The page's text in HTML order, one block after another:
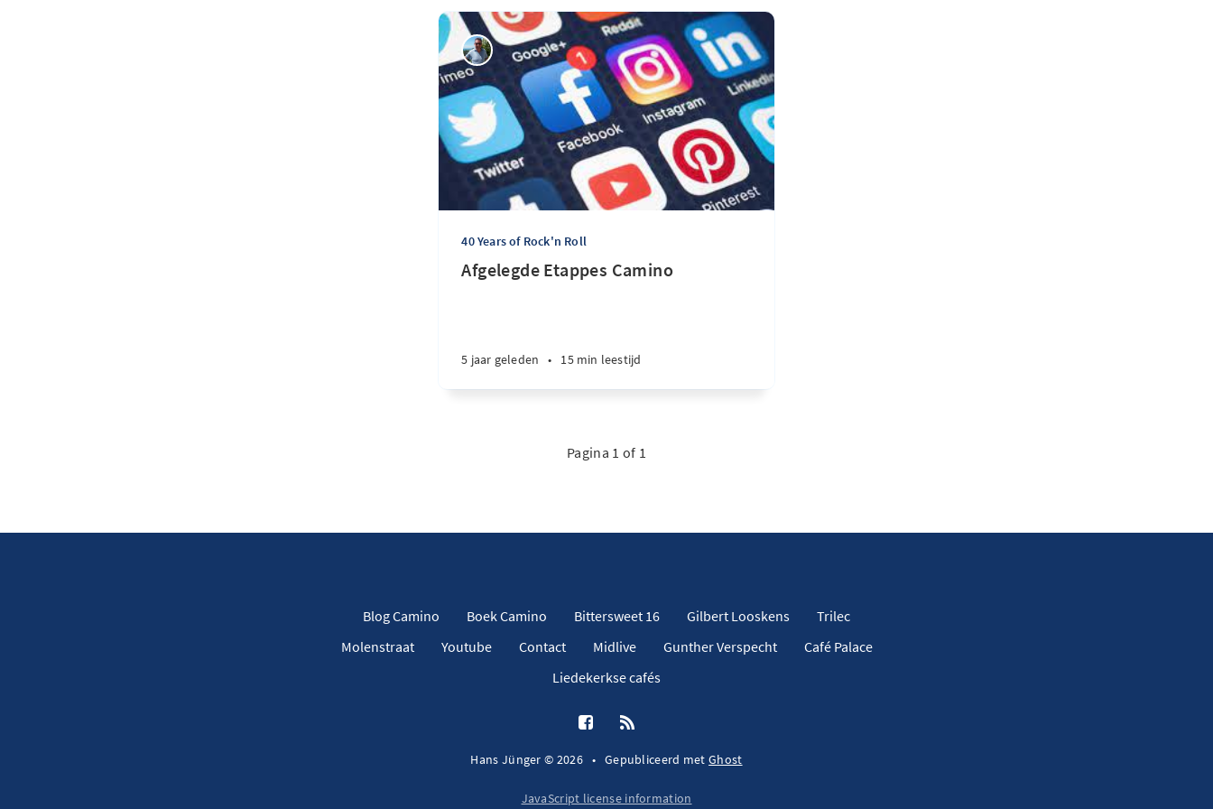
40 Years of Rock'n Roll
Afgelegde Etappes Camino
5 jaar geleden • 15 min leestijd
Pagina 1 of 1
Blog Camino Boek Camino Bittersweet 16 Gilbert Looskens
Trilec
Molenstraat
Youtube Contact Midlive Gunther Verspecht
Café Palace
Liedekerkse cafés
Hans Jünger © 2026 • Gepubliceerd metGhost
JavaScript license information